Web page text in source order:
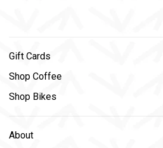
Gift Cards
Shop Coffee
Shop Bikes
About